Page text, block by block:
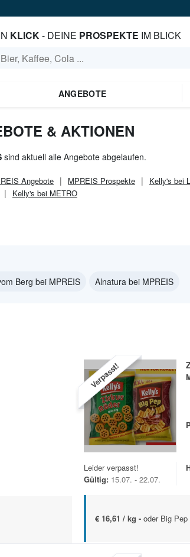
KLICK- DEINE PROSPEKTE IM BLICK
ANGEBOTE
& AKTIONEN
sind aktuell alle Angebote abgelaufen.
Angebote MPREIS Prospekte Kelly's bei
Kelly's bei METRO
Berg bei MPREIS Alnatura bei MPREIS
Verpasst!
Leider verpasst!
Gültig: 15.07. - 22.07.
€ 16,61 / kg - oder Big Pep